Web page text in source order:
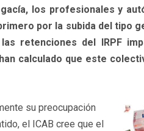
los profesionales y
por la subida del tipo
retenciones del IRPF
calculado que este
su preocupación
el ICAB cree que el